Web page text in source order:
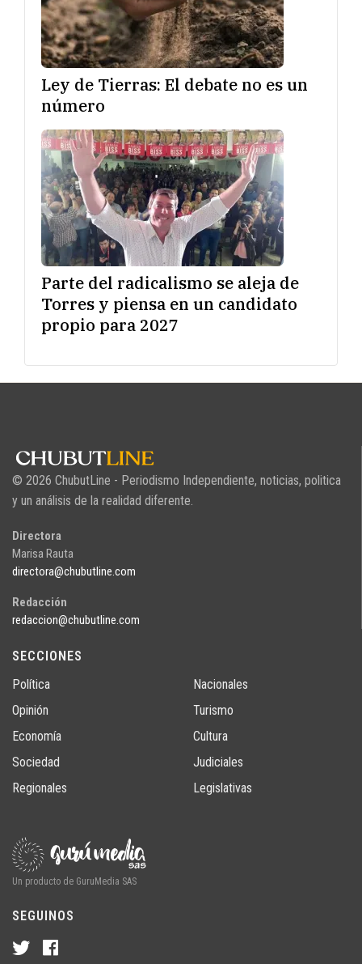
Ley de Tierras: El debate no es un
número
Parte del radicalismo se aleja de
Torres y piensa en un candidato
propio para 2027
© 2026 ChubutLine - Periodismo Independiente, noticias, politica
y un análisis de la realidad diferente.
Directora
Marisa Rauta
directora@chubutline.com
Redacción
redaccion@chubutline.com
SECCIONES
Política
Opinión
Economía
Sociedad
Regionales
Nacionales
Turismo
Cultura
Judiciales
Legislativas
Un producto de GuruMedia SAS
SEGUINOS